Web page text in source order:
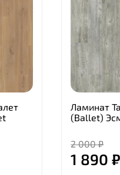
Ламинат
(Ballet)
2 000 ₽
1 890 ₽